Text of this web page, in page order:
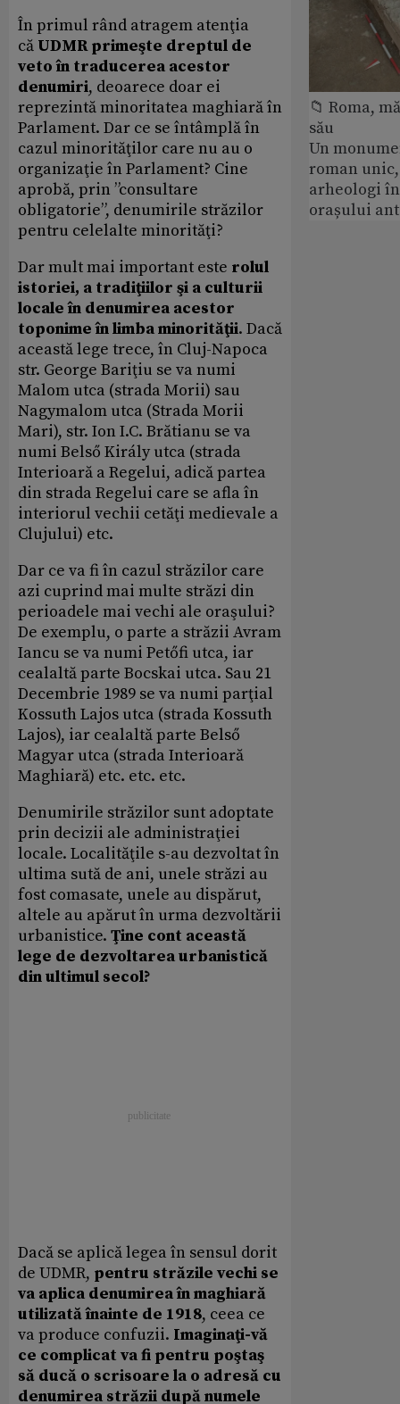
În primul rând atragem atenţia
că UDMR primeşte dreptul de
veto în traducerea acestor
denumiri, deoarece doar ei
reprezintă minoritatea maghiară în
Parlament. Dar ce se întâmplă în
cazul minorităţilor care nu au o
organizaţie în Parlament? Cine
aprobă, prin ”consultare
obligatorie”, denumirile străzilor
pentru celelalte minorităţi?
Dar mult mai important este rolul
istoriei, a tradiţiilor şi a culturii
locale în denumirea acestor
toponime în limba minorităţii. Dacă
această lege trece, în Cluj-Napoca
str. George Bariţiu se va numi
Malom utca (strada Morii) sau
Nagymalom utca (Strada Morii
Mari), str. Ion I.C. Brătianu se va
numi Belső Király utca (strada
Interioară a Regelui, adică partea
din strada Regelui care se afla în
interiorul vechii cetăţi medievale a
Clujului) etc.
Dar ce va fi în cazul străzilor care
azi cuprind mai multe străzi din
perioadele mai vechi ale oraşului?
De exemplu, o parte a străzii Avram
Iancu se va numi Petőfi utca, iar
cealaltă parte Bocskai utca. Sau 21
Decembrie 1989 se va numi parţial
Kossuth Lajos utca (strada Kossuth
Lajos), iar cealaltă parte Belső
Magyar utca (strada Interioară
Maghiară) etc. etc. etc.
Denumirile străzilor sunt adoptate
prin decizii ale administraţiei
locale. Localităţile s-au dezvoltat în
ultima sută de ani, unele străzi au
fost comasate, unele au dispărut,
altele au apărut în urma dezvoltării
urbanistice. Ţine cont această
lege de dezvoltarea urbanistică
din ultimul secol?
Dacă se aplică legea în sensul dorit
de UDMR, pentru străzile vechi se
va aplica denumirea în maghiară
utilizată înainte de 1918, ceea ce
va produce confuzii. Imaginaţi-vă
ce complicat va fi pentru poştaş
să ducă o scrisoare la o adresă cu
denumirea străzii după numele
📁 Roma,
său
Un
roman
arheologi
orașului